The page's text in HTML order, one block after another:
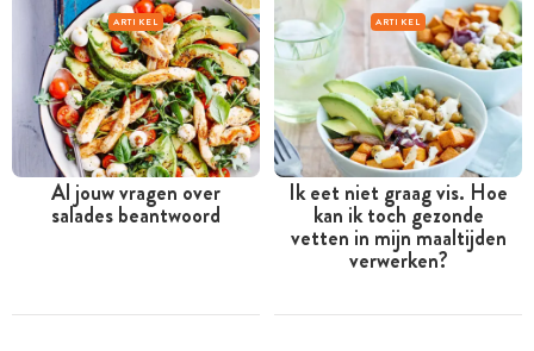
ARTIKEL
Al jouw vragen over
salades beantwoord
ARTIKEL
Ik eet niet graag vis. Hoe
kan ik toch gezonde
vetten in mijn maaltijden
verwerken?